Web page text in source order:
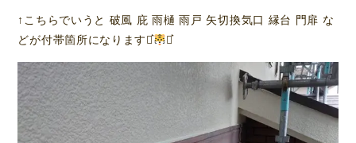
↑こちらでいうと 破風 庇 雨樋 雨戸 矢切換気口 縁台 門扉 な
どが付帯箇所になります⋆͛
⋆͛